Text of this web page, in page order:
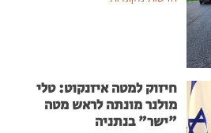
חיזוק למטה איזנקוט: טלי
מולנר מונתה לראש מטה
"ישר" בנתניה